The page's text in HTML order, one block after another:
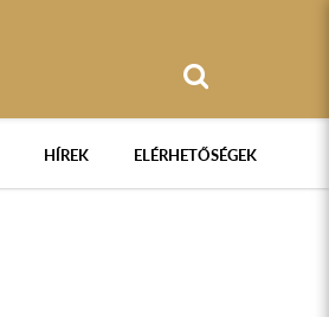
HÍREK ELÉRHETŐSÉGEK